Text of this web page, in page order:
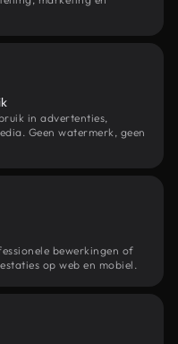
in advertenties,
Geen watermerk, geen
bewerkingen of
op web en mobiel.